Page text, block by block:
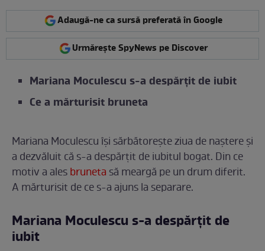
Adaugă-ne ca sursă preferată în Google
Urmărește SpyNews pe Discover
Mariana Moculescu s-a despărțit de iubit
Ce a mărturisit bruneta
Mariana Moculescu își sărbătorește ziua de naștere și
a dezvăluit că s-a despărțit de iubitul bogat. Din ce
motiv a alesbruneta să meargă pe un drum diferit.
A mărturisit de ce s-a ajuns la separare.
Mariana Moculescu s-a despărțit de
iubit